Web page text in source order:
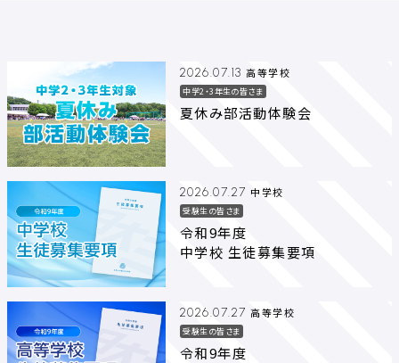
2026.07.13 高等学校
中学2・3年生の皆さま
夏休み部活動体験会
2026.07.27 中学校
受験生の皆さま
令和9年度
中学校 生徒募集要項
2026.07.27 高等学校
受験生の皆さま
令和9年度